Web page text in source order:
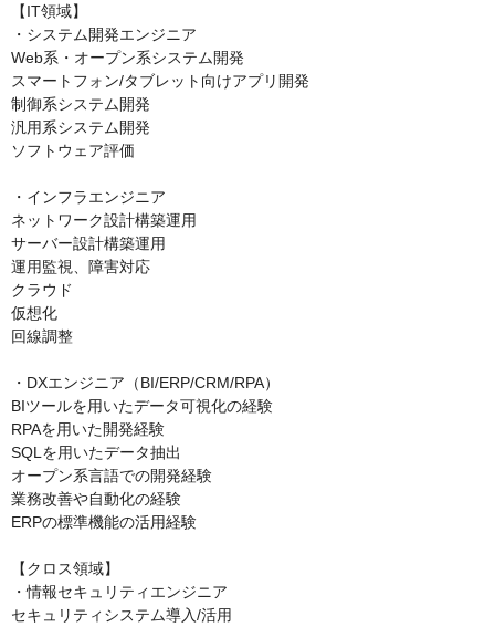
【IT領域】
・システム開発エンジニア
Web系・オープン系システム開発
スマートフォン/タブレット向けアプリ開発
制御系システム開発
汎用系システム開発
ソフトウェア評価
・インフラエンジニア
ネットワーク設計構築運用
サーバー設計構築運用
運用監視、障害対応
クラウド
仮想化
回線調整
・DXエンジニア（BI/ERP/CRM/RPA）
BIツールを用いたデータ可視化の経験
RPAを用いた開発経験
SQLを用いたデータ抽出
オープン系言語での開発経験
業務改善や自動化の経験
ERPの標準機能の活用経験
【クロス領域】
・情報セキュリティエンジニア
セキュリティシステム導入/活用